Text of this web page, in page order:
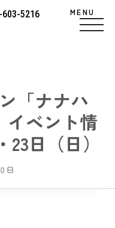
MENU
603-5216
「ナナハ
イベント情
日（日）
日